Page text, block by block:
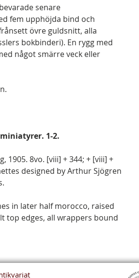
senare
fem upphöjda bind och
övre guldsnitt, alla
bokbinderi). En rygg med
något smärre veck eller
1-2.
1905. 8vo. [viii] + 344; + [viii] +
designed by Arthur Sjögren
in later half morocco, raised
top edges, all wrappers bound